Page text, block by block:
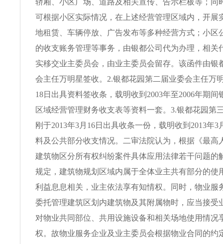
轿厢、小区广场、道路及相关宣传、告示栏板等；同
可根据小区实际情况，在上述经营管理区域内，开展
地租赁、车辆停放、广告发布等多种经营方式；小区
的收支账务管理等事务，由银都公司代为办理，相关
实移交业主委员会，由业主委员会留存。该函件由银
会主任万明星签收。2.银都花园第二届业委会主任万
18日出具资料签收条，载明收到2003年至2006年期间
区域经营管理财务收支表等资料一套。3.银都花园第
刚于2013年3月16日出具收条一份，载明收到2013年3
料及公共部分收支情况。二审法院认为，根据《最高
建筑物区分所有权纠纷案件具体应用法律若干问题的
规定，建筑物规划区域内属于全体业主共有部分的使
利益息息相关，业主依法享有知情权。同时，物业服
委托管理建筑区划内建筑物及其附属物时，应当接受
对物业共同部位、共用设施设备和相关场地使用情况
权。故物业服务企业及业主委员会根据物业合同的约